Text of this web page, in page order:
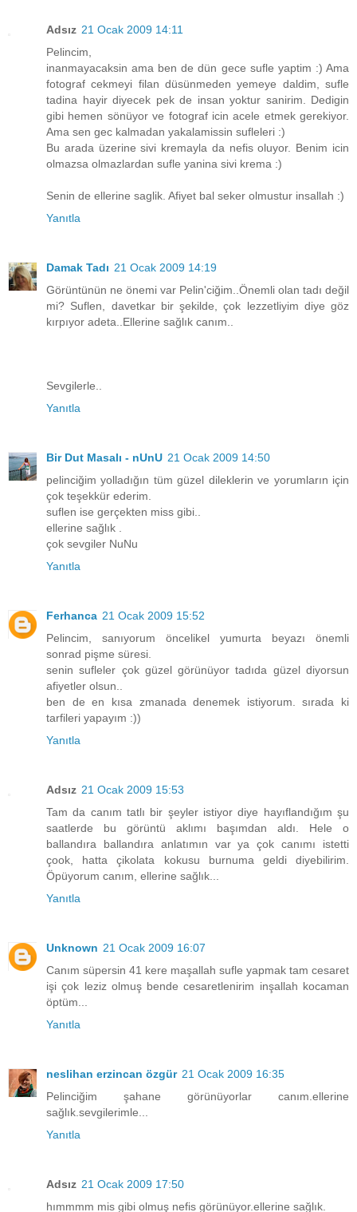
Adsız 21 Ocak 2009 14:11
Pelincim,
inanmayacaksin ama ben de dün gece sufle yaptim :) Ama
fotograf cekmeyi filan düsünmeden yemeye daldim, sufle
tadina hayir diyecek pek de insan yoktur sanirim. Dedigin
gibi hemen sönüyor ve fotograf icin acele etmek gerekiyor.
Ama sen gec kalmadan yakalamissin sufleleri :)
Bu arada üzerine sivi kremayla da nefis oluyor. Benim icin
olmazsa olmazlardan sufle yanina sivi krema :)
Senin de ellerine saglik. Afiyet bal seker olmustur insallah :)
Yanıtla
Damak Tadı 21 Ocak 2009 14:19
Görüntünün ne önemi var Pelin'ciğim..Önemli olan tadı değil
mi? Suflen, davetkar bir şekilde, çok lezzetliyim diye göz
kırpıyor adeta..Ellerine sağlık canım..
Sevgilerle..
Yanıtla
Bir Dut Masalı - nUnU 21 Ocak 2009 14:50
pelinciğim yolladığın tüm güzel dileklerin ve yorumların için
çok teşekkür ederim.
suflen ise gerçekten miss gibi..
ellerine sağlık .
çok sevgiler NuNu
Yanıtla
Ferhanca 21 Ocak 2009 15:52
Pelincim, sanıyorum öncelikel yumurta beyazı önemli
sonrad pişme süresi.
senin sufleler çok güzel görünüyor tadıda güzel diyorsun
afiyetler olsun..
ben de en kısa zmanada denemek istiyorum. sırada ki
tarfileri yapayım :))
Yanıtla
Adsız 21 Ocak 2009 15:53
Tam da canım tatlı bir şeyler istiyor diye hayıflandığım şu
saatlerde bu görüntü aklımı başımdan aldı. Hele o
ballandıra ballandıra anlatımın var ya çok canımı istetti
çook, hatta çikolata kokusu burnuma geldi diyebilirim.
Öpüyorum canım, ellerine sağlık...
Yanıtla
Unknown 21 Ocak 2009 16:07
Canım süpersin 41 kere maşallah sufle yapmak tam cesaret
işi çok leziz olmuş bende cesaretlenirim inşallah kocaman
öptüm...
Yanıtla
neslihan erzincan özgür 21 Ocak 2009 16:35
Pelinciğim şahane görünüyorlar canım.ellerine
sağlık.sevgilerimle...
Yanıtla
Adsız 21 Ocak 2009 17:50
hımmmm mis gibi olmuş nefis görünüyor.ellerine sağlık.